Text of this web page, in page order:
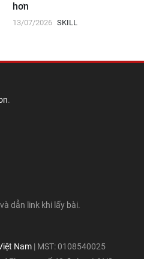
hơn
13/07/2026 SKILL
.
dẫn link khi lấy bài.
Nam | MST: 0108540025